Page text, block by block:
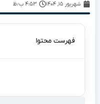
شهریور ۱۵, ۱۴۰۴ ۴:۵۳ ب٫ظ
فهرست محتوا